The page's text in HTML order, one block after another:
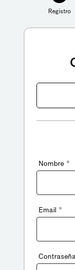
Registro
Nombre *
Email *